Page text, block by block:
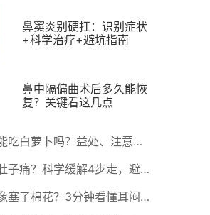
鼻窦炎别硬扛：识别症状
+科学治疗+避坑指南
鼻中隔偏曲术后多久能恢
复？关键看这几点
哺乳期能吃白萝卜吗？益处、注意事项一次说清
吃太辣肚子痛？科学缓解4步走，避免“辣出胃炎”
耳朵总像塞了棉花？3分钟看懂耳闷的真相与自救指南